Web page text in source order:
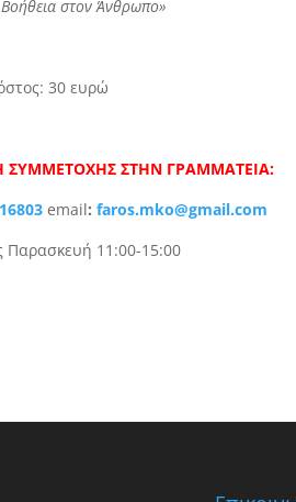
στον Άνθρωπο»
30 ευρώ
ΣΥΜΜΕΤΟΧΗΣ ΣΤΗΝ ΓΡΑΜΜΑΤΕΙΑ:
email: faros.mko@gmail.com
Παρασκευή 11:00-15:00